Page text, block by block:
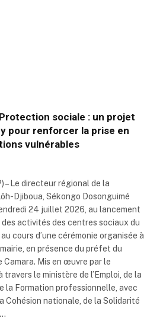
sociale : un projet
pour renforcer la prise en
vulnérables
– Le directeur régional de la
Djiboua, Sékongo Dosonguimé
24 juillet 2026, au lancement
activités des centres sociaux du
cours d’une cérémonie organisée à
en présence du préfet du
Camara. Mis en œuvre par le
le ministère de l’Emploi, de la
la Formation professionnelle, avec
Cohésion nationale, de la Solidarité